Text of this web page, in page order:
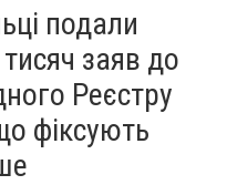
подали
заяв до
Реєстру
фіксують